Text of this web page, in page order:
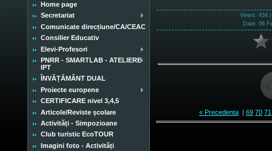
Home page
Secretariat
Comunicate direcțiune/CA/CEAC
Consilier Educativ
Elevi-Profesori
PNRR - SMARTLAB - ATELIERE
IPT
ÎNVĂȚĂMÂNT DUAL
Proiecte europene
CERTIFICARE nivel 3,4,5
Articole/Reviste școlare
Activități - Simpozioane
Club turistic EcoTOUR
Imagini foto - Activități
Views: 434 |
Date: 06
« Precedenta | 69 70 71